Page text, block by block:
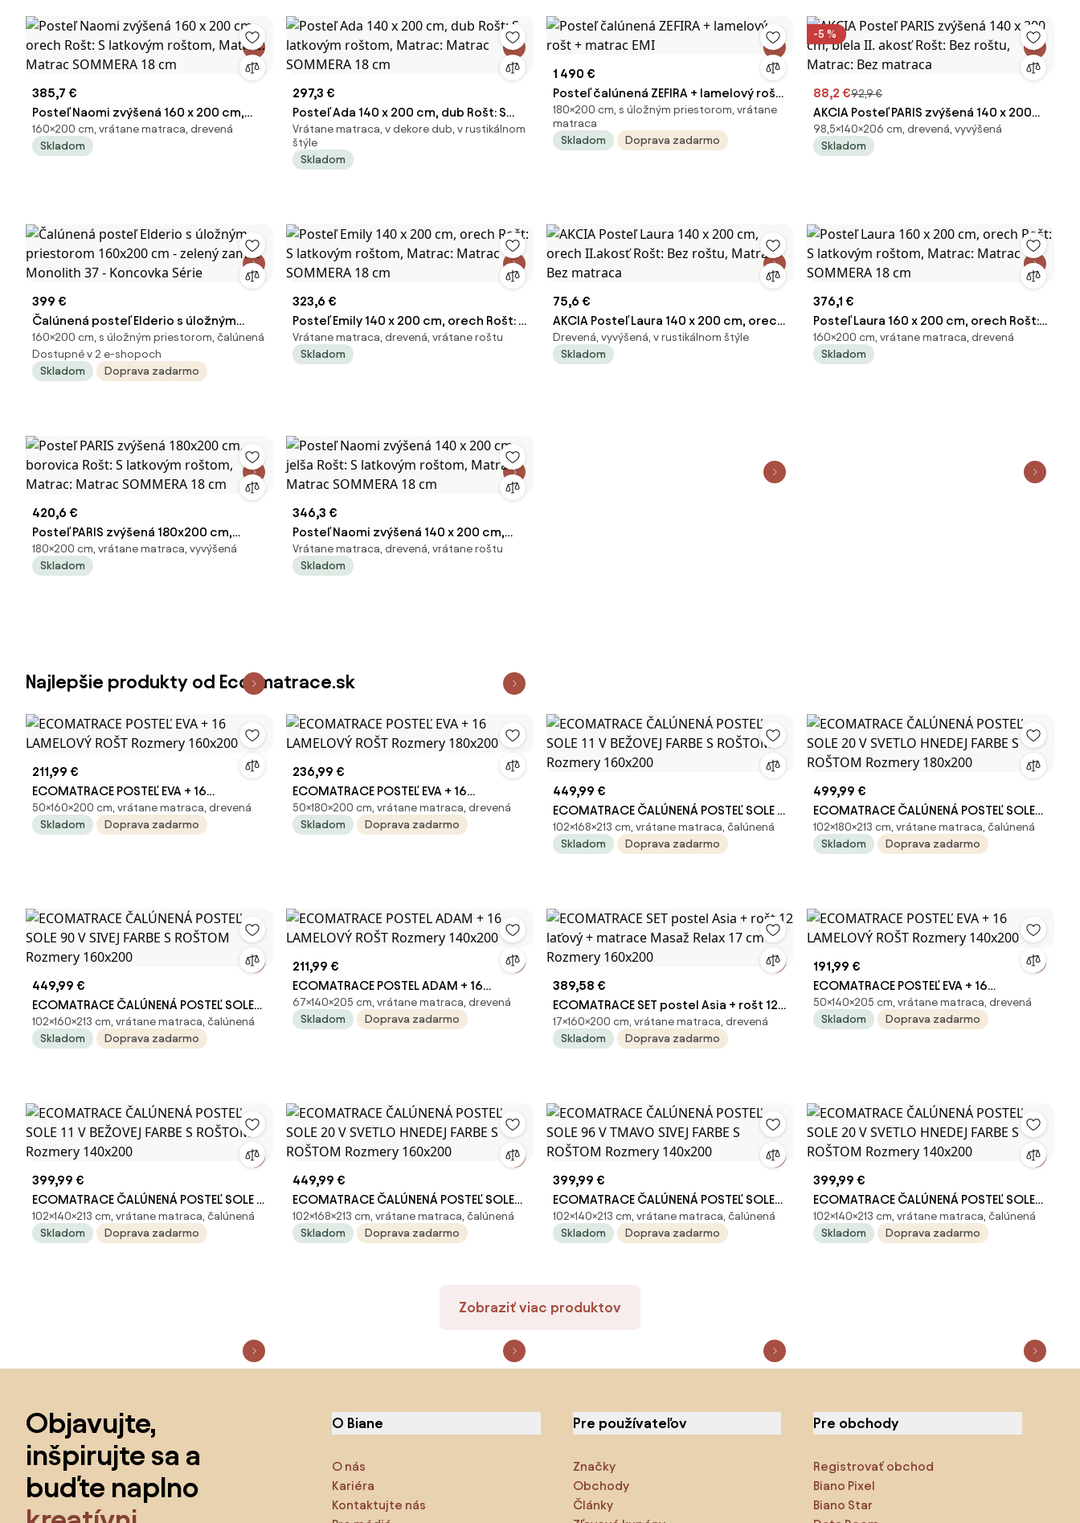
385,7 €
Posteľ Naomi zvýšená 160 x 200 cm,
orech Rošt: S latkovým roštom, Matrac:
Matrac SOMMERA 18 cm
160×200 cm, vrátane matraca, drevená
Skladom
297,3 €
Posteľ Ada 140 x 200 cm, dub Rošt: S
latkovým roštom, Matrac: Matrac
SOMMERA 18 cm
Vrátane matraca, v dekore dub, v rustikálnom
štýle
Skladom
1 490 €
Posteľ čalúnená ZEFIRA + lamelový rošt
+ matrac EMI
180×200 cm, s úložným priestorom, vrátane
matraca
Skladom
Doprava zadarmo
-5 %
88,2 €92,9 €
AKCIA Posteľ PARIS zvýšená 140 x 200
cm, biela II. akosť Rošt: Bez roštu,
Matrac: Bez matraca
98,5×140×206 cm, drevená, vyvýšená
Skladom
399 €
Čalúnená posteľ Elderio s úložným
priestorom 160x200 cm - zelený zamat
Monolith 37 - Koncovka Série
160×200 cm, s úložným priestorom, čalúnená
Dostupné v 2 e-shopoch
Skladom
Doprava zadarmo
323,6 €
Posteľ Emily 140 x 200 cm, orech Rošt: S
latkovým roštom, Matrac: Matrac
SOMMERA 18 cm
Vrátane matraca, drevená, vrátane roštu
Skladom
75,6 €
AKCIA Posteľ Laura 140 x 200 cm, orech
II.akosť Rošt: Bez roštu, Matrac: Bez
matraca
Drevená, vyvýšená, v rustikálnom štýle
Skladom
376,1 €
Posteľ Laura 160 x 200 cm, orech Rošt:
S latkovým roštom, Matrac: Matrac
SOMMERA 18 cm
160×200 cm, vrátane matraca, drevená
Skladom
420,6 €
Posteľ PARIS zvýšená 180x200 cm,
borovica Rošt: S latkovým roštom,
Matrac: Matrac SOMMERA 18 cm
180×200 cm, vrátane matraca, vyvýšená
Skladom
346,3 €
Posteľ Naomi zvýšená 140 x 200 cm,
jelša Rošt: S latkovým roštom, Matrac:
Matrac SOMMERA 18 cm
Vrátane matraca, drevená, vrátane roštu
Skladom
Najlepšie produkty od Eco-matrace.sk
211,99 €
ECOMATRACE POSTEĽ EVA + 16
LAMELOVÝ ROŠT Rozmery 160x200
50×160×200 cm, vrátane matraca, drevená
Skladom
Doprava zadarmo
236,99 €
ECOMATRACE POSTEĽ EVA + 16
LAMELOVÝ ROŠT Rozmery 180x200
50×180×200 cm, vrátane matraca, drevená
Skladom
Doprava zadarmo
449,99 €
ECOMATRACE ČALÚNENÁ POSTEĽ SOLE 11
V BEŽOVEJ FARBE S ROŠTOM Rozmery
160x200
102×168×213 cm, vrátane matraca, čalúnená
Skladom
Doprava zadarmo
499,99 €
ECOMATRACE ČALÚNENÁ POSTEĽ SOLE
20 V SVETLO HNEDEJ FARBE S ROŠTOM
Rozmery 180x200
102×180×213 cm, vrátane matraca, čalúnená
Skladom
Doprava zadarmo
449,99 €
ECOMATRACE ČALÚNENÁ POSTEĽ SOLE
90 V SIVEJ FARBE S ROŠTOM Rozmery
160x200
102×160×213 cm, vrátane matraca, čalúnená
Skladom
Doprava zadarmo
211,99 €
ECOMATRACE POSTEL ADAM + 16
LAMELOVÝ ROŠT Rozmery 140x200
67×140×205 cm, vrátane matraca, drevená
Skladom
Doprava zadarmo
389,58 €
ECOMATRACE SET postel Asia + rošt 12
laťový + matrace Masaž Relax 17 cm
Rozmery 160x200
17×160×200 cm, vrátane matraca, drevená
Skladom
Doprava zadarmo
191,99 €
ECOMATRACE POSTEĽ EVA + 16
LAMELOVÝ ROŠT Rozmery 140x200
50×140×205 cm, vrátane matraca, drevená
Skladom
Doprava zadarmo
399,99 €
ECOMATRACE ČALÚNENÁ POSTEĽ SOLE 11
V BEŽOVEJ FARBE S ROŠTOM Rozmery
140x200
102×140×213 cm, vrátane matraca, čalúnená
Skladom
Doprava zadarmo
449,99 €
ECOMATRACE ČALÚNENÁ POSTEĽ SOLE
20 V SVETLO HNEDEJ FARBE S ROŠTOM
Rozmery 160x200
102×168×213 cm, vrátane matraca, čalúnená
Skladom
Doprava zadarmo
399,99 €
ECOMATRACE ČALÚNENÁ POSTEĽ SOLE
96 V TMAVO SIVEJ FARBE S ROŠTOM
Rozmery 140x200
102×140×213 cm, vrátane matraca, čalúnená
Skladom
Doprava zadarmo
399,99 €
ECOMATRACE ČALÚNENÁ POSTEĽ SOLE
20 V SVETLO HNEDEJ FARBE S ROŠTOM
Rozmery 140x200
102×140×213 cm, vrátane matraca, čalúnená
Skladom
Doprava zadarmo
Zobraziť viac produktov
Objavujte,
inšpirujte sa a
buďte naplno
O Biane
O nás
Kariéra
Kontaktujte nás
Pre používateľov
Značky
Obchody
Články
Pre obchody
Registrovať obchod
Biano Pixel
Biano Star